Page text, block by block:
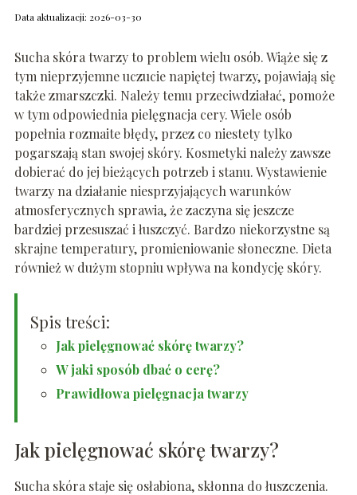
Data aktualizacji: 2026-03-30
Sucha skóra twarzy to problem wielu osób. Wiąże się z
tym nieprzyjemne uczucie napiętej twarzy, pojawiają się
także zmarszczki. Należy temu przeciwdziałać, pomoże
w tym odpowiednia pielęgnacja cery. Wiele osób
popełnia rozmaite błędy, przez co niestety tylko
pogarszają stan swojej skóry. Kosmetyki należy zawsze
dobierać do jej bieżących potrzeb i stanu. Wystawienie
twarzy na działanie niesprzyjających warunków
atmosferycznych sprawia, że zaczyna się jeszcze
bardziej przesuszać i łuszczyć. Bardzo niekorzystne są
skrajne temperatury, promieniowanie słoneczne. Dieta
również w dużym stopniu wpływa na kondycję skóry.
Spis treści:
Jak pielęgnować skórę twarzy?
W jaki sposób dbać o cerę?
Prawidłowa pielęgnacja twarzy
Jak pielęgnować skórę twarzy?
Sucha skóra staje się osłabiona, skłonna do łuszczenia.